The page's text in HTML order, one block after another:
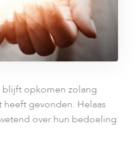
blijft opkomen zolang
gevonden. Helaas
over hun bedoeling